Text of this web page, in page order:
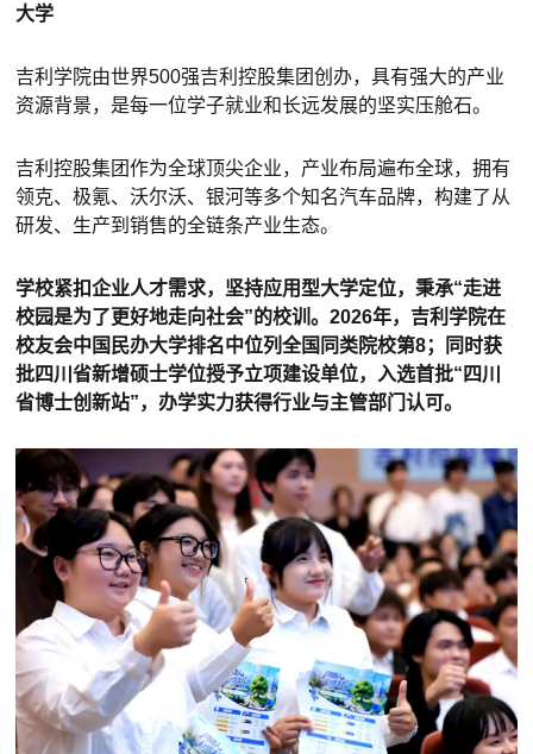
大学
吉利学院由世界500强吉利控股集团创办，具有强大的产业
资源背景，是每一位学子就业和长远发展的坚实压舱石。
吉利控股集团作为全球顶尖企业，产业布局遍布全球，拥有
领克、极氪、沃尔沃、银河等多个知名汽车品牌，构建了从
研发、生产到销售的全链条产业生态。
学校紧扣企业人才需求，坚持应用型大学定位，秉承“走进
校园是为了更好地走向社会”的校训。2026年，吉利学院在
校友会中国民办大学排名中位列全国同类院校第8；同时获
批四川省新增硕士学位授予立项建设单位，入选首批“四川
省博士创新站”，办学实力获得行业与主管部门认可。